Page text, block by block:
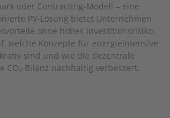
oder Contracting-Modell – eine
PV-Lösung bietet Unternehmen
ohne hohes Investitionsrisiko.
welche Konzepte für energieintensive
sind und wie die dezentrale
CO₂-Bilanz nachhaltig verbessert.